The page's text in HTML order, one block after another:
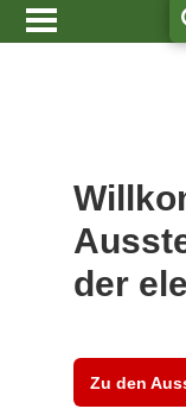
der
Zu den